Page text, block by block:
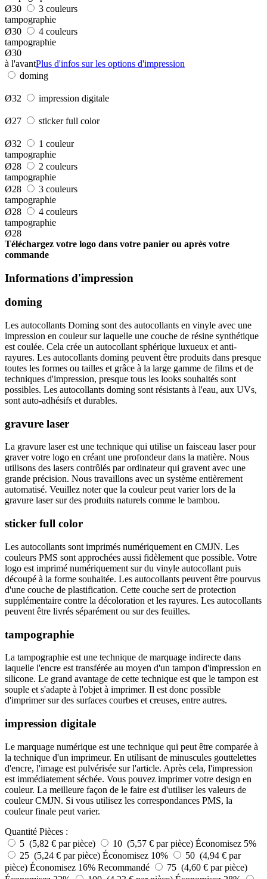
Ø30
3 couleurs
tampographie
Ø30
4 couleurs
tampographie
Ø30
à l'avantPlus d'infos sur les options d'impression
doming
Ø32 impression digitale
Ø27 sticker full color
Ø32
1 couleur
tampographie
Ø28
2 couleurs
tampographie
Ø28
3 couleurs
tampographie
Ø28
4 couleurs
tampographie
Ø28
Téléchargez votre logo dans votre panier ou après votre
commande
Informations d'impression
doming
Les autocollants Doming sont des autocollants en vinyle avec une
impression en couleur sur laquelle une couche de résine synthétique
est coulée. Cela crée un autocollant sphérique luxueux et anti-
rayures. Les autocollants doming peuvent être produits dans presque
toutes les formes ou tailles et grâce à la large gamme de films et de
techniques d'impression, presque tous les looks souhaités sont
possibles. Les autocollants doming sont résistants à l'eau, aux UVs,
sont auto-adhésifs et durables.
gravure laser
La gravure laser est une technique qui utilise un faisceau laser pour
graver votre logo en créant une profondeur dans la matière. Nous
utilisons des lasers contrôlés par ordinateur qui gravent avec une
grande précision. Nous travaillons avec un système entièrement
automatisé. Veuillez noter que la couleur peut varier lors de la
gravure laser sur des produits naturels comme le bambou.
sticker full color
Les autocollants sont imprimés numériquement en CMJN. Les
couleurs PMS sont approchées aussi fidèlement que possible. Votre
logo est imprimé numériquement sur du vinyle autocollant puis
découpé à la forme souhaitée. Les autocollants peuvent être pourvus
d'une couche de plastification. Cette couche sert de protection
supplémentaire contre la décoloration et les rayures. Les autocollants
peuvent être livrés séparément ou sur des feuilles.
tampographie
La tampographie est une technique de marquage indirecte dans
laquelle l'encre est transférée au moyen d'un tampon d'impression en
silicone. Le grand avantage de cette technique est que le tampon est
souple et s'adapte à l'objet à imprimer. Il est donc possible
d'imprimer sur des surfaces courbes et creuses, entre autres.
impression digitale
Le marquage numérique est une technique qui peut être comparée à
la technique d'un imprimeur. En utilisant de minuscules gouttelettes
d'encre, l'image est pulvérisée sur l'article. Après cela, l'impression
est immédiatement séchée. Vous pouvez imprimer votre design en
couleur. La meilleure façon de le faire est d'utiliser les valeurs de
couleur CMJN. Si vous utilisez les correspondances PMS, la
couleur finale peut varier.
Quantité Pièces :
5 (5,82 € par pièce)
10 (5,57 € par pièce) Économisez 5%
25 (5,24 € par pièce) Économisez 10%
50 (4,94 € par
pièce) Économisez 16% Recommandé
75 (4,60 € par pièce)